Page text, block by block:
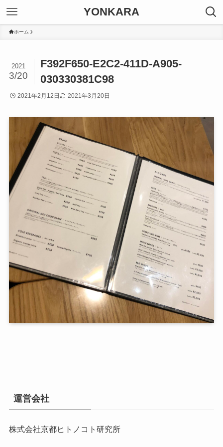
YONKARA
ホーム
F392F650-E2C2-411D-A905-
030330381C98
2021
3/20
2021年2月12日 2021年3月20日
運営会社
株式会社京都ヒトノコト研究所